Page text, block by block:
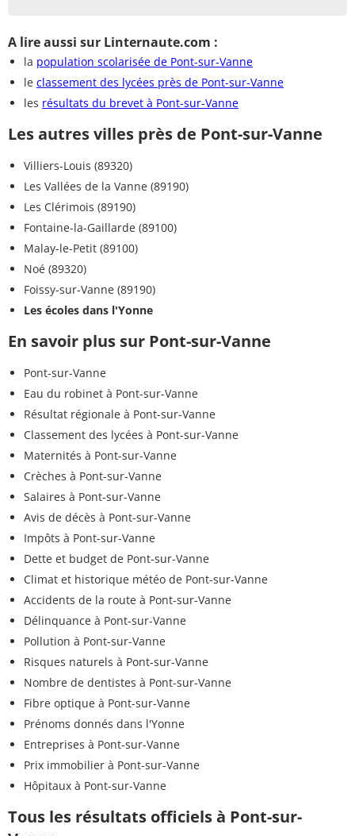
A lire aussi sur Linternaute.com :
la population scolarisée de Pont-sur-Vanne
le classement des lycées près de Pont-sur-Vanne
les résultats du brevet à Pont-sur-Vanne
Les autres villes près de Pont-sur-Vanne
Villiers-Louis (89320)
Les Vallées de la Vanne (89190)
Les Clérimois (89190)
Fontaine-la-Gaillarde (89100)
Malay-le-Petit (89100)
Noé (89320)
Foissy-sur-Vanne (89190)
Les écoles dans l'Yonne
En savoir plus sur Pont-sur-Vanne
Pont-sur-Vanne
Eau du robinet à Pont-sur-Vanne
Résultat régionale à Pont-sur-Vanne
Classement des lycées à Pont-sur-Vanne
Maternités à Pont-sur-Vanne
Crèches à Pont-sur-Vanne
Salaires à Pont-sur-Vanne
Avis de décès à Pont-sur-Vanne
Impôts à Pont-sur-Vanne
Dette et budget de Pont-sur-Vanne
Climat et historique météo de Pont-sur-Vanne
Accidents de la route à Pont-sur-Vanne
Délinquance à Pont-sur-Vanne
Pollution à Pont-sur-Vanne
Risques naturels à Pont-sur-Vanne
Nombre de dentistes à Pont-sur-Vanne
Fibre optique à Pont-sur-Vanne
Prénoms donnés dans l'Yonne
Entreprises à Pont-sur-Vanne
Prix immobilier à Pont-sur-Vanne
Hôpitaux à Pont-sur-Vanne
Tous les résultats officiels à Pont-sur-